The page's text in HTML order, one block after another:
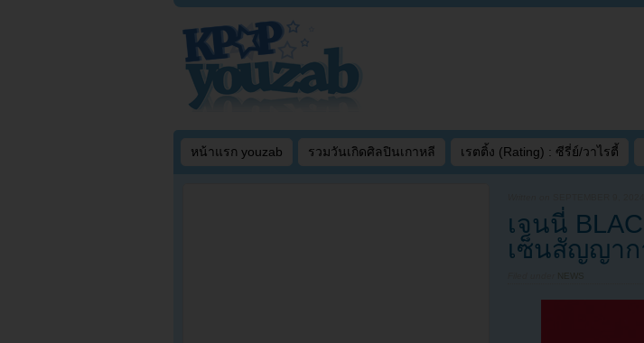
หน้าแรก youzab รวมวันเกิดศิลปินเกาหลี เรตติ้ง (Rating) : ซีรี่ย์/วาไรตี้
เจนนี่
เซ็นสัญญาก
NEWS